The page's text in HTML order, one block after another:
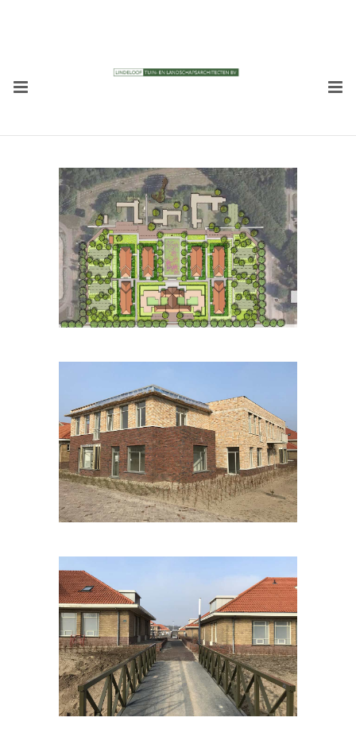
DE VITALE TUIN22/02/2023
Roofs Het Dak van het jaar 2022
22/09/2022
Zecc en Lindeloof ontwerpen
woonblok bij oude scheepswerf
Krimpen aan den IJssel
25/05/2022